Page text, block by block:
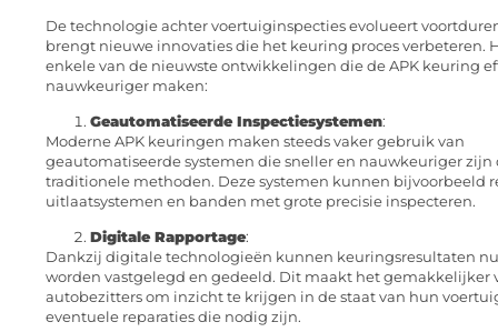
De technologie achter voertuiginspecties evolueert
brengt nieuwe innovaties die het keuring proces verbeteren.
enkele van de nieuwste ontwikkelingen die de APK keuring
nauwkeuriger maken:
Geautomatiseerde Inspectiesystemen:
Moderne APK keuringen maken steeds vaker gebruik van
geautomatiseerde systemen die sneller en nauwkeuriger zijn
traditionele methoden. Deze systemen kunnen bijvoorbeeld
uitlaatsystemen en banden met grote precisie inspecteren.
Digitale Rapportage:
Dankzij digitale technologieën kunnen keuringsresultaten
worden vastgelegd en gedeeld. Dit maakt het gemakkelijker
autobezitters om inzicht te krijgen in de staat van hun
eventuele reparaties die nodig zijn.